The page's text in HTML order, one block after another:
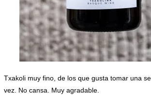
Txakoli muy fino, de los que gusta tomar una
vez. No cansa. Muy agradable.